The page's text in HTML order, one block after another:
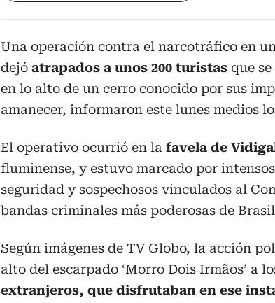
Una operación contra el narcotráfico en
dejó atrapados a unos 200 turistas que
en lo alto de un cerro conocido por sus
amanecer, informaron este lunes medios
El operativo ocurrió en la favela de
fluminense, y estuvo marcado por
seguridad y sospechosos vinculados al
bandas criminales más poderosas de
Según imágenes de TV Globo, la acción
alto del escarpado ‘Morro Dois Irmãos’ a
extranjeros, que disfrutaban en ese